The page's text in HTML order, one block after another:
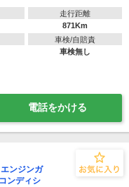
走行距離
871Km
車検/自賠責
車検無し
電話をかける
ンジンガ
ンディシ